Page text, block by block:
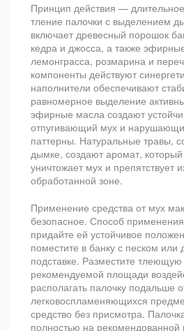
Принцип действия —
тление палочки с выделением
включает древесный порошок
кедра и джосса, а также
лемонграсса, розмарина и
компоненты действуют
наполнители обеспечивают
равномерное выделение
эфирные масла создают
отпугивающий мух и
паттерны. Натуральные травы,
дымке, создают аромат, который
уничтожает мух и препятствует
обработанной зоне.
Применение средства от мух
безопасное. Способ
придайте ей устойчивое
поместите в банку с песком или
подставке. Разместите
рекомендуемой площади
располагать палочку подальше
легковоспламеняющихся
средство без присмотра.
полностью на